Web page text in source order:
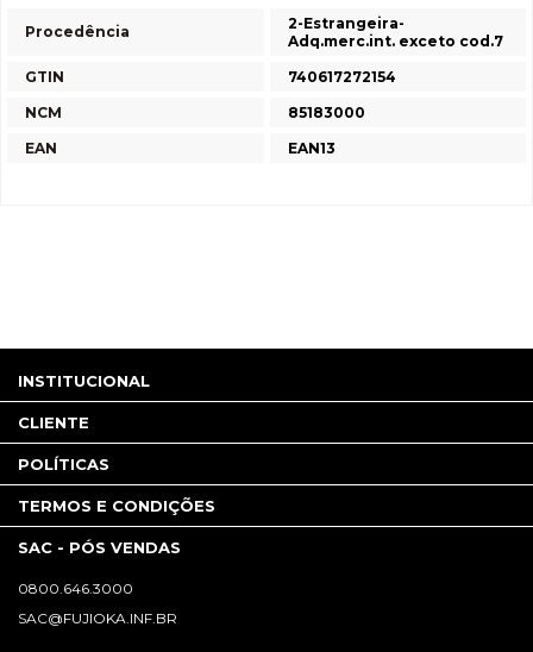
Procedência
2-Estrangeira-
Adq.merc.int. exceto cod.7
GTIN
740617272154
NCM
85183000
EAN
EAN13
INSTITUCIONAL
CLIENTE
POLÍTICAS
TERMOS E CONDIÇÕES
SAC - PÓS VENDAS
0800.646.3000
SAC@FUJIOKA.INF.BR